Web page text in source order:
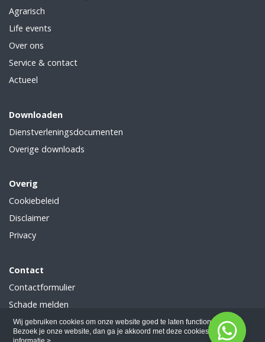
Wij gebruiken cookies om onze website goed te laten functioneren.
Bezoek je onze website, dan ga je akkoord met deze cookies.
Meer
Agrarisch
Life events
Over ons
Service & contact
Actueel
Downloaden
Dienstverleningsdocumenten
Overige downloads
Overig
Cookiebeleid
Disclaimer
Privacy
Contact
Contactformulier
Schade melden
Wijziging doorgeven